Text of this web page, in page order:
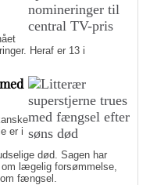
Heraf er 13 i
er i
død. Sagen har
lægelig forsømmelse,
fængsel.